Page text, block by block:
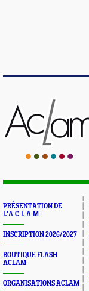
PRÉSENTATION DE
L'A.C.L.A.M.
INSCRIPTION 2026/2027
BOUTIQUE FLASH
ACLAM
ORGANISATIONS ACLAM